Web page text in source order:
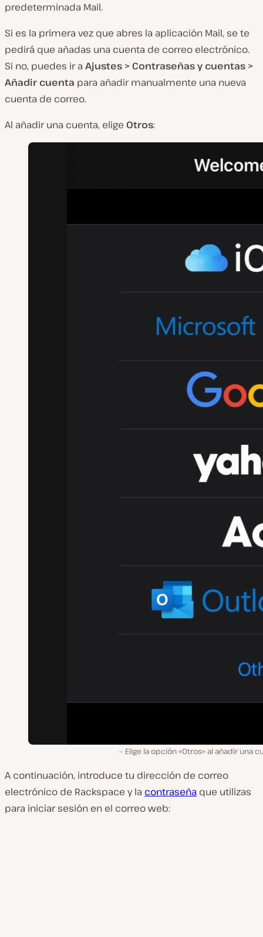
predeterminada Mail.
Si es la primera vez que abres la aplicación Mail, se te
pedirá que añadas una cuenta de correo electrónico.
Si no, puedes ir a Ajustes > Contraseñas y cuentas >
Añadir cuenta para añadir manualmente una nueva
cuenta de correo.
Al añadir una cuenta, elige Otros:
Elige la opción «Otros» al añadir una
A continuación, introduce tu dirección de correo
electrónico de Rackspace y la contraseña que utilizas
para iniciar sesión en el correo web: